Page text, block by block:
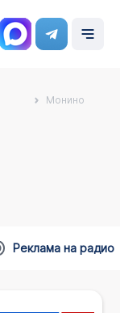
Монино
Реклама на радио